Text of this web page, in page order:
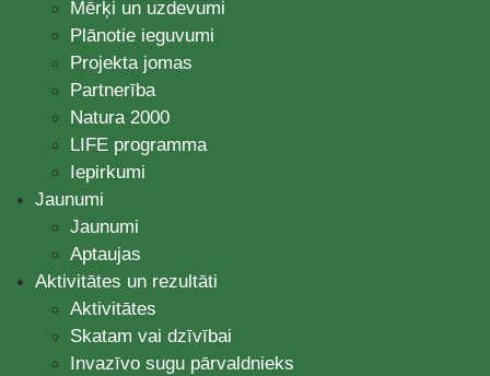
Mērķi un uzdevumi
Plānotie ieguvumi
Projekta jomas
Partnerība
Natura 2000
LIFE programma
Iepirkumi
Jaunumi
Jaunumi
Aptaujas
Aktivitātes un rezultāti
Aktivitātes
Skatam vai dzīvībai
Invazīvo sugu pārvaldnieks